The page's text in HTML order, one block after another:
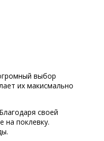
выбор
их макисмально
своей
на поклевку.